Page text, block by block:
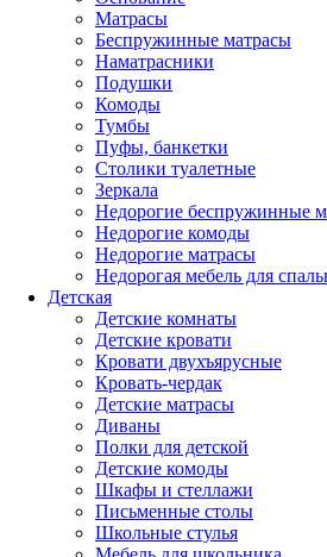
Матрасы
Беспружинные матрасы
Наматрасники
Подушки
Комоды
Тумбы
Пуфы, банкетки
Столики туалетные
Зеркала
Недорогие беспружинные
Недорогие комоды
Недорогие матрасы
Недорогая мебель для
Детская
Детские комнаты
Детские кровати
Кровати двухъярусные
Кровать-чердак
Детские матрасы
Диваны
Полки для детской
Детские комоды
Шкафы и стеллажи
Письменные столы
Школьные стулья